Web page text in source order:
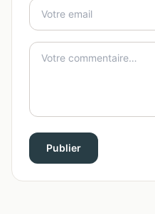
Publier